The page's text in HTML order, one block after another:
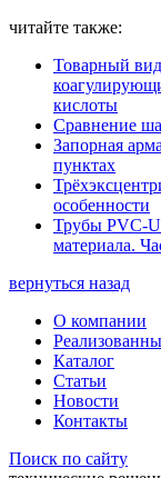
читайте также:
Товарный
кислоты
Сравнение
Запорная
пунктах
особенности
Трубы PVC-
материала.
вернуться назад
О компании
Каталог
Статьи
Новости
Контакты
Поиск по сайту